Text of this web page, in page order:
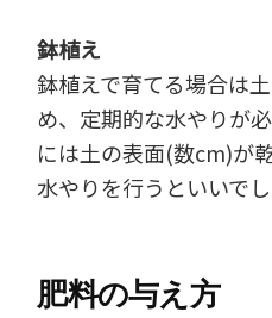
鉢植え
鉢植えで育てる場合は
め、定期的な水やりが
には土の表面(数cm)が
水やりを行うといいでし
肥料の与え方